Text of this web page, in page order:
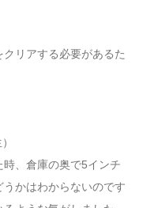
リアする必要があるた
時、倉庫の奥で5インチ
かはわからないのです